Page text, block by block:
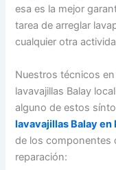
esa es la mejor
tarea de arreglar
cualquier otra
Nuestros técnicos
lavavajillas Balay
alguno de estos
lavavajillas Balay en
de los componentes
reparación: